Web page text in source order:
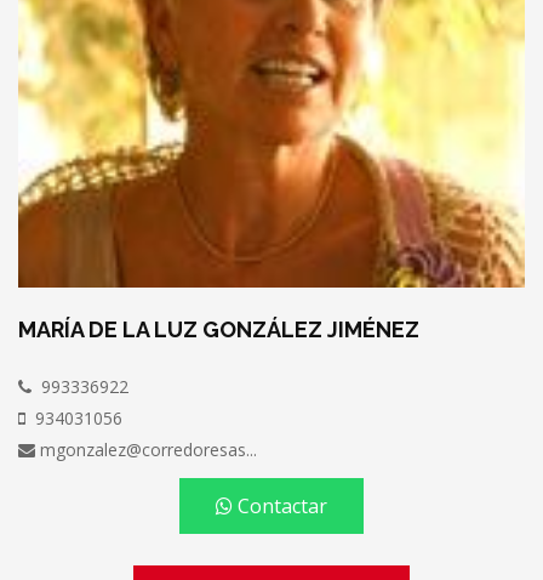
MARÍA DE LA LUZ GONZÁLEZ JIMÉNEZ
993336922
934031056
mgonzalez@corredoresas...
Contactar